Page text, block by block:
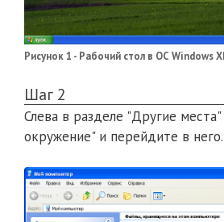
Рисунок 1 - Рабочий стол в ОС Windows
Шаг 2
Слева в разделе "Другие
окружение" и перейдите в него.